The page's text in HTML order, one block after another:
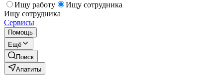
Ищу работу
Ищу сотрудника
Ищу сотрудника
Сервисы
Помощь
Ещё
Поиск
Апатиты